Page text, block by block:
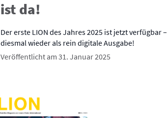
ist da!
Der erste LION des Jahres 2025 ist jetzt verfügbar –
diesmal wieder als rein digitale Ausgabe!
Veröffentlicht am 31. Januar 2025